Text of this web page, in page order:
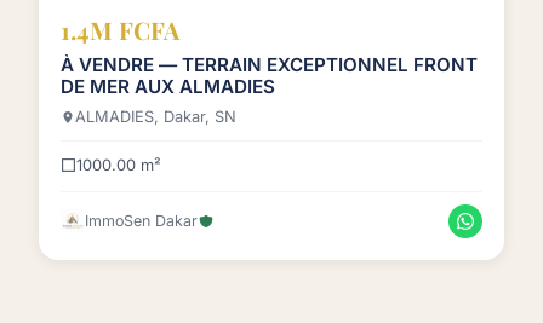
1.4M FCFA
À VENDRE — TERRAIN EXCEPTIONNEL FRONT
DE MER AUX ALMADIES
ALMADIES, Dakar, SN
1000.00 m²
ImmoSen Dakar